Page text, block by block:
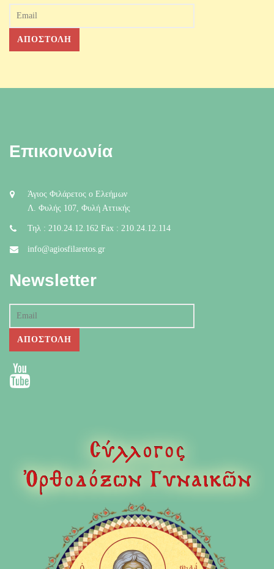
Επικοινωνία
Άγιος Φιλάρετος ο Ελεήμων
Λ. Φυλής 107, Φυλή Αττικής
Τηλ : 210.24.12.162 Fax : 210.24.12.114
info@agiosfilaretos.gr
Newsletter